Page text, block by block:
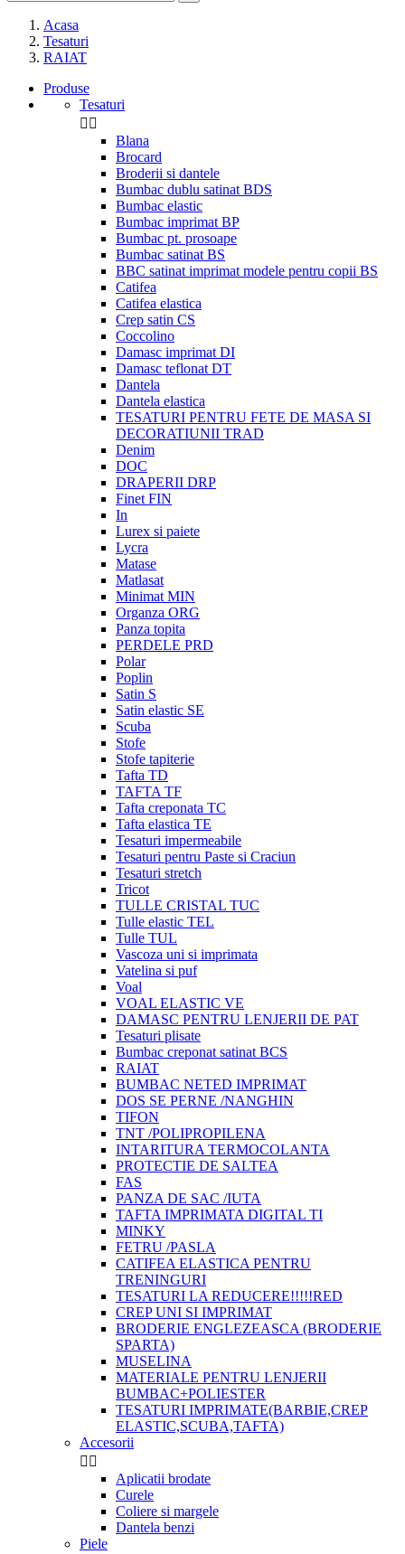
Acasa
Tesaturi
RAIAT
Produse
Tesaturi
 
Blana
Brocard
Broderii si dantele
Bumbac dublu satinat BDS
Bumbac elastic
Bumbac imprimat BP
Bumbac pt. prosoape
Bumbac satinat BS
BBC satinat imprimat modele pentru copii BS
Catifea
Catifea elastica
Crep satin CS
Coccolino
Damasc imprimat DI
Damasc teflonat DT
Dantela
Dantela elastica
TESATURI PENTRU FETE DE MASA SI
DECORATIUNII TRAD
Denim
DOC
DRAPERII DRP
Finet FIN
In
Lurex si paiete
Lycra
Matase
Matlasat
Minimat MIN
Organza ORG
Panza topita
PERDELE PRD
Polar
Poplin
Satin S
Satin elastic SE
Scuba
Stofe
Stofe tapiterie
Tafta TD
TAFTA TF
Tafta creponata TC
Tafta elastica TE
Tesaturi impermeabile
Tesaturi pentru Paste si Craciun
Tesaturi stretch
Tricot
TULLE CRISTAL TUC
Tulle elastic TEL
Tulle TUL
Vascoza uni si imprimata
Vatelina si puf
Voal
VOAL ELASTIC VE
DAMASC PENTRU LENJERII DE PAT
Tesaturi plisate
Bumbac creponat satinat BCS
RAIAT
BUMBAC NETED IMPRIMAT
DOS SE PERNE /NANGHIN
TIFON
TNT /POLIPROPILENA
INTARITURA TERMOCOLANTA
PROTECTIE DE SALTEA
FAS
PANZA DE SAC /IUTA
TAFTA IMPRIMATA DIGITAL TI
MINKY
FETRU /PASLA
CATIFEA ELASTICA PENTRU
TRENINGURI
TESATURI LA REDUCERE!!!!!RED
CREP UNI SI IMPRIMAT
BRODERIE ENGLEZEASCA (BRODERIE
SPARTA)
MUSELINA
MATERIALE PENTRU LENJERII
BUMBAC+POLIESTER
TESATURI IMPRIMATE(BARBIE,CREP
ELASTIC,SCUBA,TAFTA)
Accesorii
 
Aplicatii brodate
Curele
Coliere si margele
Dantela benzi
Piele